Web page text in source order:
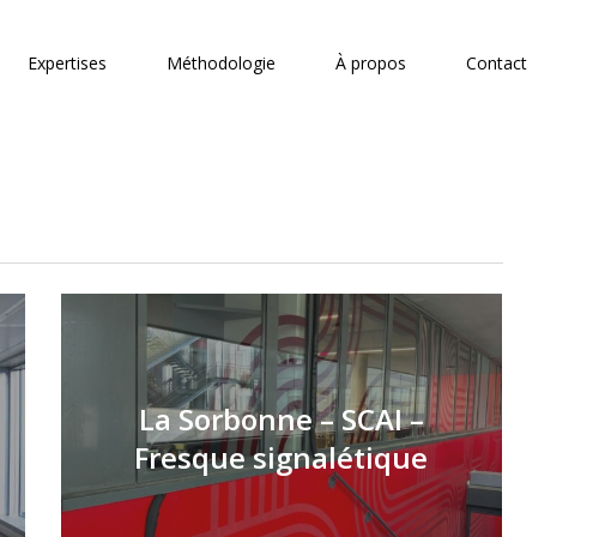
Expertises Méthodologie À propos Contact
La Sorbonne – SCAI –
Fresque signalétique